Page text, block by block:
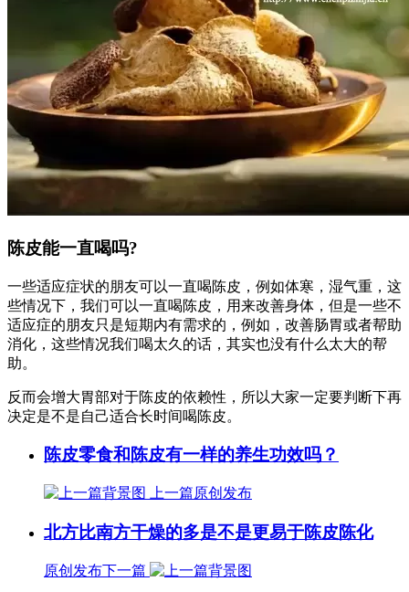
陈皮能一直喝吗?
一些适应症状的朋友可以一直喝陈皮，例如体寒，湿气重，这
些情况下，我们可以一直喝陈皮，用来改善身体，但是一些不
适应症的朋友只是短期内有需求的，例如，改善肠胃或者帮助
消化，这些情况我们喝太久的话，其实也没有什么太大的帮
助。
反而会增大胃部对于陈皮的依赖性，所以大家一定要判断下再
决定是不是自己适合长时间喝陈皮。
陈皮零食和陈皮有一样的养生功效吗？
上一篇原创发布
北方比南方干燥的多是不是更易于陈皮陈化
原创发布下一篇